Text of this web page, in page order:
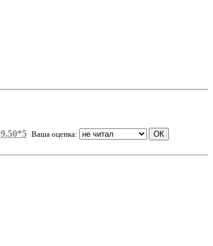
9.50*5 Ваша оценка: